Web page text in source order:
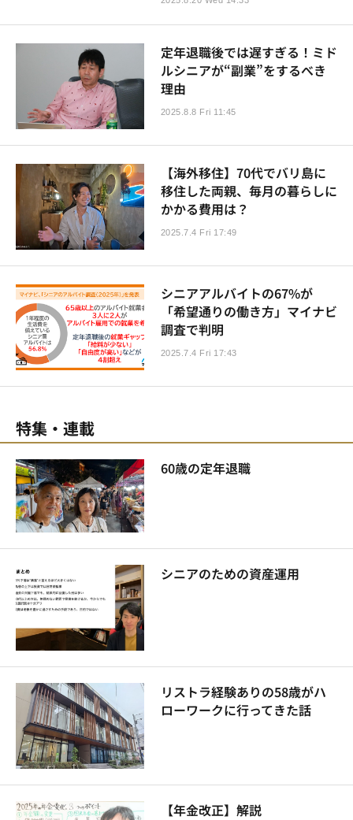
定年退職後では遅すぎる！ミド
ルシニアが“副業”をするべき
理由
2025.8.8 Fri 11:45
【海外移住】70代でバリ島に
移住した両親、毎月の暮らしに
かかる費用は？
2025.7.4 Fri 17:49
シニアアルバイトの67%が
「希望通りの働き方」マイナビ
調査で判明
2025.7.4 Fri 17:43
特集・連載
60歳の定年退職
シニアのための資産運用
リストラ経験ありの58歳がハ
ローワークに行ってきた話
【年金改正】解説